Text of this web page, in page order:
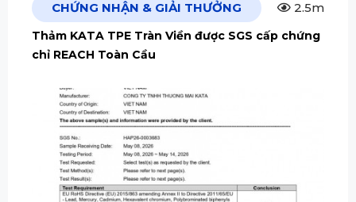
CHỨNG NHẬN & GIẢI THƯỞNG 2.5m
Thảm KATA TPE Tràn Viền được SGS cấp chứng
chỉ REACH Toàn Cầu